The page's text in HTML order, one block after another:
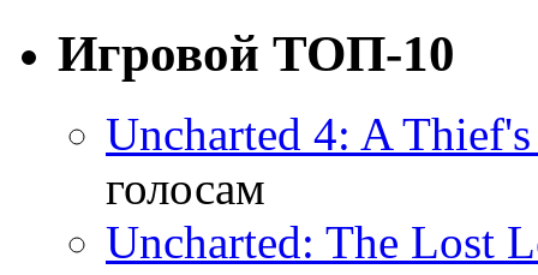
Игровой ТОП-10
Uncharted 4: A
голосам
Uncharted: The Lost